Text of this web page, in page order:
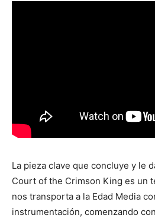
La pieza clave que concluye y le
Court of the Crimson King es un
nos transporta a la Edad Media
instrumentación, comenzando